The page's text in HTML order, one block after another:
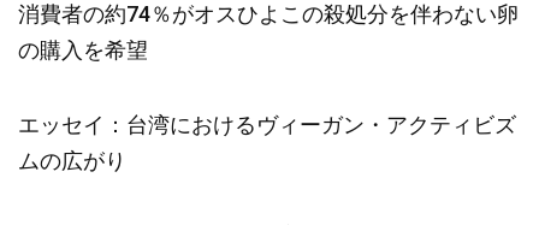
消費者の約74％がオスひよこの殺処分を伴わない卵
の購入を希望
エッセイ：台湾におけるヴィーガン・アクティビズ
ムの広がり